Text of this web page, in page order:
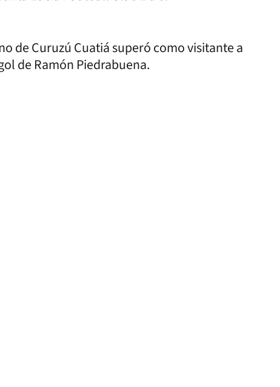
de Curuzú Cuatiá superó como visitante a
de Ramón Piedrabuena.